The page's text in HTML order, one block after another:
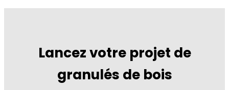
Lancez votre projet de
granulés de bois